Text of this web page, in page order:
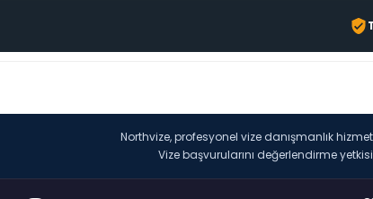
Northvize, profesyonel vize danışmanlık
Vize başvurularını değerlendirme